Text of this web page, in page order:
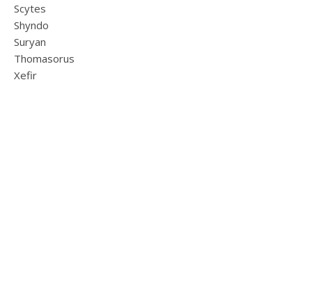
Scytes
Shyndo
Suryan
Thomasorus
Xefir